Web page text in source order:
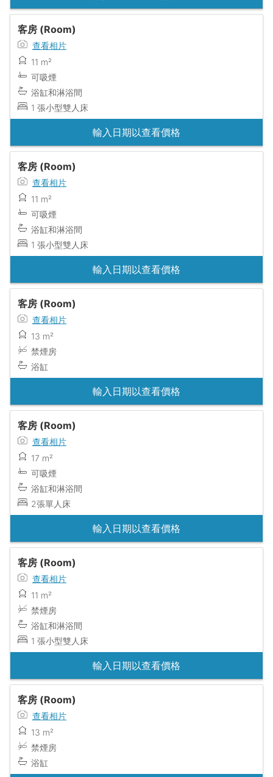
客房 (Room)
查看相片
11 m²
可吸煙
浴缸和淋浴間
1 張小型雙人床
輸入日期以查看價格
客房 (Room)
查看相片
11 m²
可吸煙
浴缸和淋浴間
1 張小型雙人床
輸入日期以查看價格
客房 (Room)
查看相片
13 m²
禁煙房
浴缸
輸入日期以查看價格
客房 (Room)
查看相片
17 m²
可吸煙
浴缸和淋浴間
2張單人床
輸入日期以查看價格
客房 (Room)
查看相片
11 m²
禁煙房
浴缸和淋浴間
1 張小型雙人床
輸入日期以查看價格
客房 (Room)
查看相片
13 m²
禁煙房
浴缸